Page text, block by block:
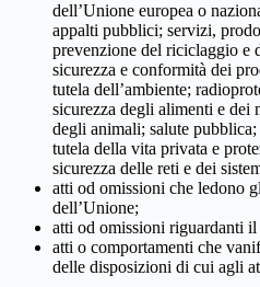
dell’Unione europea o
appalti pubblici; servizi,
prevenzione del riciclaggio e
sicurezza e conformità dei
tutela dell’ambiente;
sicurezza degli alimenti e dei
degli animali; salute
tutela della vita privata e
sicurezza delle reti e dei
atti od omissioni che ledono
dell’Unione;
atti od omissioni riguardanti il
atti o comportamenti che
delle disposizioni di cui agli